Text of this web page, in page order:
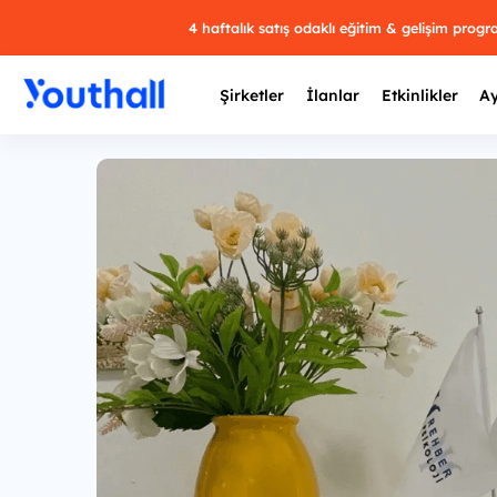
4 haftalık satış odaklı eğitim & gelişim
Şirketler İlanlar Etkinlikler
29